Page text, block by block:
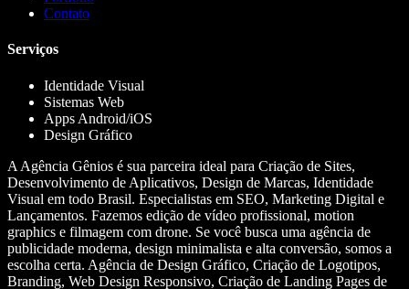
Contato
Serviços
Identidade Visual
Sistemas Web
Apps Android/iOS
Design Gráfico
A Agência Gênios é sua parceira ideal para Criação de Sites,
Desenvolvimento de Aplicativos, Design de Marcas, Identidade
Visual em todo Brasil. Especialistas em SEO, Marketing Digital e
Lançamentos. Fazemos edição de vídeo profissional, motion
graphics e filmagem com drone. Se você busca uma agência de
publicidade moderna, design minimalista e alta conversão, somos a
escolha certa. Agência de Design Gráfico, Criação de Logotipos,
Branding, Web Design Responsivo, Criação de Landing Pages de